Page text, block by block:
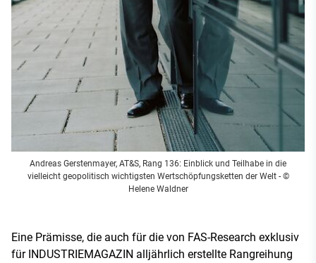
Andreas Gerstenmayer, AT&S, Rang 136: Einblick und Teilhabe in die
vielleicht geopolitisch wichtigsten Wertschöpfungsketten der Welt - ©
Helene Waldner
Eine Prämisse, die auch für die von FAS-Research exklusiv
für INDUSTRIEMAGAZIN alljährlich erstellte Rangreihung